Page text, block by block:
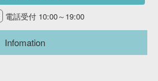
電話受付 10:00～19:00
Infomation